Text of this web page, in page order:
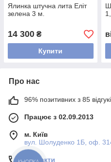
Ялинка штучна лита Еліт
зелена 3 м.
14 300 ₴
Купити
Про нас
96% позитивних з 85
Працює з 02.09.2013
м. Київ
вул. Шолуденко 1Б, оф.
Контакти